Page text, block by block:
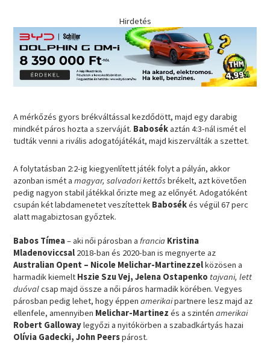
Hirdetés
A mérkőzés gyors brékváltással kezdődött, majd egy darabig
mindkét páros hozta a szerváját. Babosékaztán 4:3-nál ismét el
tudták venni a rivális adogatójátékát, majd kiszerválták a szettet.
A folytatásban 2:2-ig kiegyenlített játék folyt a pályán, akkor
azonban ismét amagyar, salvadori kettősbrékelt, azt követően
pedig nagyon stabil játékkal őrizte meg az előnyét. Adogatóként
csupán két labdamenetet veszítettek Babosékés végül 67 perc
alatt magabiztosan győztek.
Babos Tímea– aki női párosban afrancia Kristina
Mladenoviccsal 2018-ban és 2020-ban is megnyerte az
Australian Opent – Nicole Melichar-Martinezzelközösen a
harmadik kiemelt Hszie Szu Vej, Jelena Ostapenko tajvani, lett
duóvalcsap majd össze a női páros harmadik körében. Vegyes
párosban pedig lehet, hogy éppenamerikaipartnere lesz majd az
ellenfele, amennyiben Melichar-Martinez és a szinténamerikai
Robert Gallowaylegyőzi a nyitókörben a szabadkártyás hazai
Olívia Gadecki, John Peerspárost.